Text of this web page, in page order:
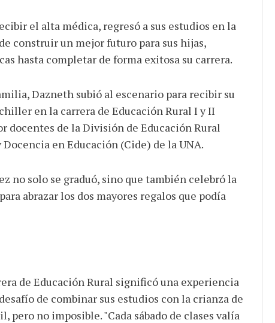
el alta médica, regresó a sus estudios en la
construir un mejor futuro para sus hijas,
hasta completar de forma exitosa su carrera.
Dazneth subió al escenario para recibir su
en la carrera de Educación Rural I y II
docentes de la División de Educación Rural
en Educación (Cide) de la UNA.
no solo se graduó, sino que también celebró la
abrazar los dos mayores regalos que podía
de Educación Rural significó una experiencia
de combinar sus estudios con la crianza de
pero no imposible. "Cada sábado de clases valía